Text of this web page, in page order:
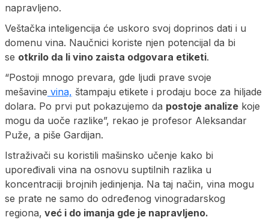
napravljeno.
Veštačka inteligencija će uskoro svoj doprinos dati i u
domenu vina. Naučnici koriste njen potencijal da bi
se otkrilo da li vino zaista odgovara etiketi.
“Postoji mnogo prevara, gde ljudi prave svoje
mešavine vina, štampaju etikete i prodaju boce za hiljade
dolara. Po prvi put pokazujemo da postoje analize koje
mogu da uoče razlike”, rekao je profesor Aleksandar
Puže, a piše Gardijan.
Istraživači su koristili mašinsko učenje kako bi
upoređivali vina na osnovu suptilnih razlika u
koncentraciji brojnih jedinjenja. Na taj način, vina mogu
se prate ne samo do određenog vinogradarskog
regiona, već i do imanja gde je napravljeno.